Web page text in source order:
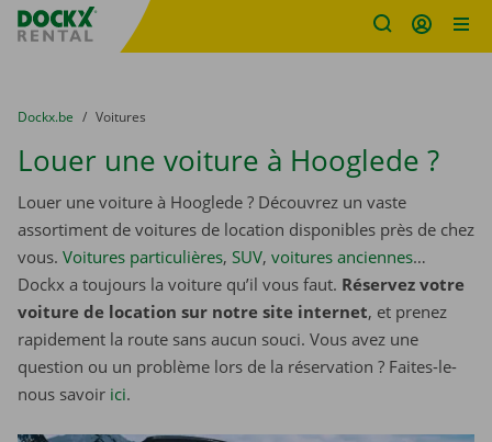
sitename
You are here:
du
Dockx.be to
Voitures
Louer une voiture à Hooglede ?
Louer une voiture à Hooglede ? Découvrez un vaste
assortiment de voitures de location disponibles près de chez
vous. Voitures particulières, SUV, voitures anciennes…
Dockx a toujours la voiture qu’il vous faut. Réservez votre
voiture de location sur notre site internet, et prenez
rapidement la route sans aucun souci. Vous avez une
question ou un problème lors de la réservation ? Faites-le-
nous savoir ici.